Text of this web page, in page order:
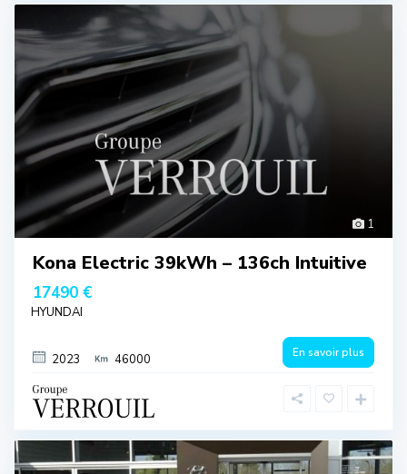
1
Kona Electric 39kWh – 136ch Intuitive
17490 €
HYUNDAI
2023 46000 En savoir plus